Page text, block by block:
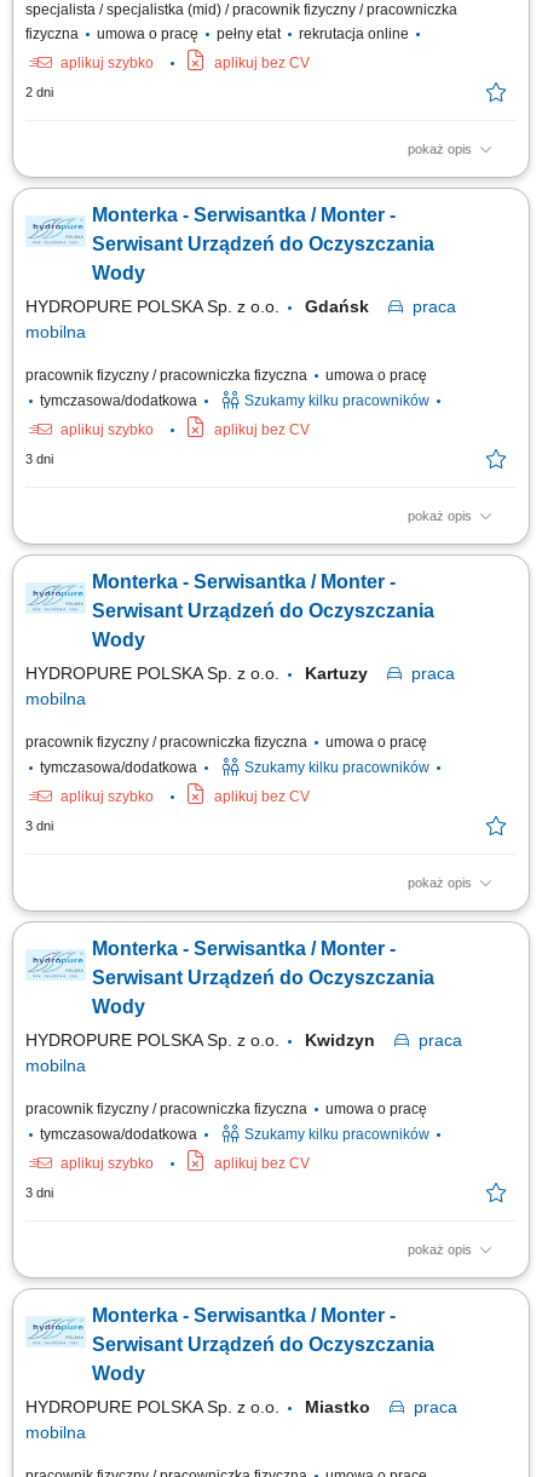
specjalista / specjalistka (mid) / pracownik fizyczny / pracowniczka
fizyczna
umowa o pracę pełny etat
rekrutacja online
aplikuj szybko
aplikuj bez CV
2 dni
pokaż opis
Opis stanowiska: montaż i konfiguracja serwerów zgodnie z
podzespołów komputerowych i przygotowywanie urządzeń do dalszej
dystrybucji, realizacja zadań produkcyjnych zgodnie z harmonogramem i
wymaganiami jakościowymi,...
Monterka - Serwisantka / Monter -
Serwisant Urządzeń do Oczyszczania
Wody
HYDROPURE POLSKA Sp. z o.o. Gdańsk
praca
mobilna
pracownik fizyczny / pracowniczka fizyczna
umowa o pracę
tymczasowa/dodatkowa
Szukamy kilku pracowników
aplikuj szybko
aplikuj bez CV
3 dni
pokaż opis
Zadania w pracy: Instalacje systemów filtracji wody, Bieżąca obsługa
Monterka - Serwisantka / Monter -
Serwisant Urządzeń do Oczyszczania
Wody
HYDROPURE POLSKA Sp. z o.o. Kartuzy
praca
mobilna
pracownik fizyczny / pracowniczka fizyczna
umowa o pracę
tymczasowa/dodatkowa
Szukamy kilku pracowników
aplikuj szybko
aplikuj bez CV
3 dni
pokaż opis
Zadania w pracy: Instalacje systemów filtracji wody, Bieżąca obsługa
Monterka - Serwisantka / Monter -
Serwisant Urządzeń do Oczyszczania
Wody
HYDROPURE POLSKA Sp. z o.o. Kwidzyn
praca
mobilna
pracownik fizyczny / pracowniczka fizyczna
umowa o pracę
tymczasowa/dodatkowa
Szukamy kilku pracowników
aplikuj szybko
aplikuj bez CV
3 dni
pokaż opis
Zadania w pracy: Instalacje systemów filtracji wody, Bieżąca obsługa
Monterka - Serwisantka / Monter -
Serwisant Urządzeń do Oczyszczania
Wody
HYDROPURE POLSKA Sp. z o.o. Miastko
praca
mobilna